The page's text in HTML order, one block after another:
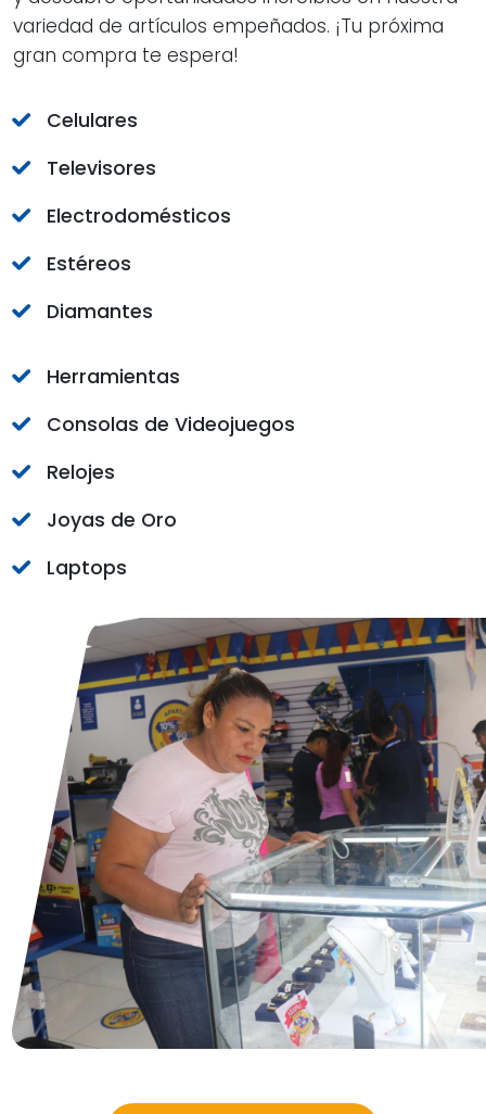
variedad de artículos empeñados. ¡Tu próxima
gran compra te espera!
Celulares
Televisores
Electrodomésticos
Estéreos
Diamantes
Herramientas
Consolas de Videojuegos
Relojes
Joyas de Oro
Laptops